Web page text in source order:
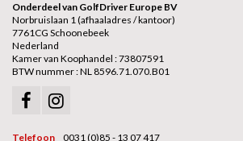
Onderdeel van GolfDriver Europe BV
Norbruislaan 1 (afhaaladres / kantoor)
7761CG Schoonebeek
Nederland
Kamer van Koophandel : 73807591
BTW nummer : NL 8596.71.070.B01
Telefoon 0031 (0)85 - 13 07 417